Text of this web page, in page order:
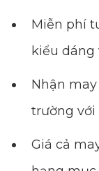
Miễn phí
kiểu dáng
Nhận
trường với
Giá cả